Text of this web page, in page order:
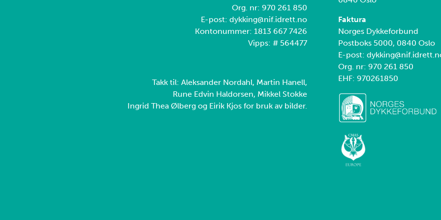
Org. nr: 970 261 850
E-post: dykking@nif.idrett.no
Kontonummer: 1813 667 7426
Vipps: # 564477
Takk til: Aleksander Nordahl, Martin Hanell,
Rune Edvin Haldorsen, Mikkel Stokke
Ingrid Thea Ølberg og Eirik Kjos for bruk av bilder.
Faktura
Norges Dykkeforbund
Postboks 5000, 0840 Oslo
E-post:
Org. nr: 970 261 850
EHF: 970261850